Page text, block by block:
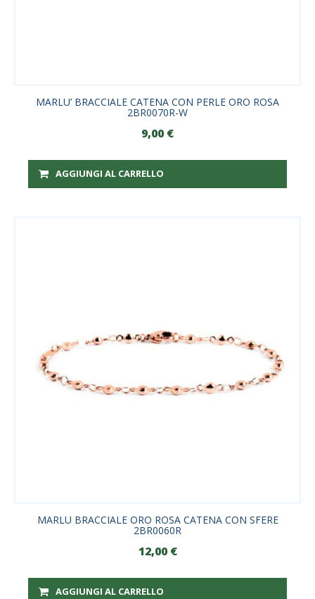
MARLU’ BRACCIALE CATENA CON PERLE ORO ROSA
2BR0070R-W
9,00 €
AGGIUNGI AL CARRELLO
MARLU BRACCIALE ORO ROSA CATENA CON SFERE
2BR0060R
12,00 €
AGGIUNGI AL CARRELLO